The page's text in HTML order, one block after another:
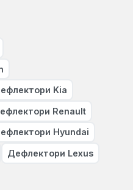
Kia
Renault
Hyundai
Дефлектори Lexus